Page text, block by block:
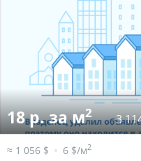
18 р. за м2 3
≈ 1 056 $ 6 $/м2